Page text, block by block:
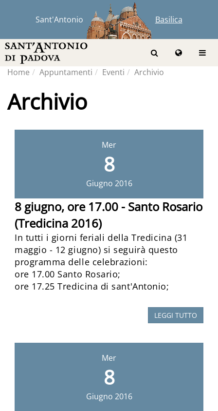
Sant'Antonio Basilica
Home Appuntamenti Eventi Archivio
Archivio
Mer
8
Giugno 2016
8 giugno, ore 17.00 - Santo Rosario
(Tredicina 2016)
In tutti i giorni feriali della Tredicina (31
maggio - 12 giugno) si seguirà questo
programma delle celebrazioni:
ore 17.00 Santo Rosario;
ore 17.25 Tredicina di sant'Antonio;
LEGGI TUTTO
Mer
8
Giugno 2016